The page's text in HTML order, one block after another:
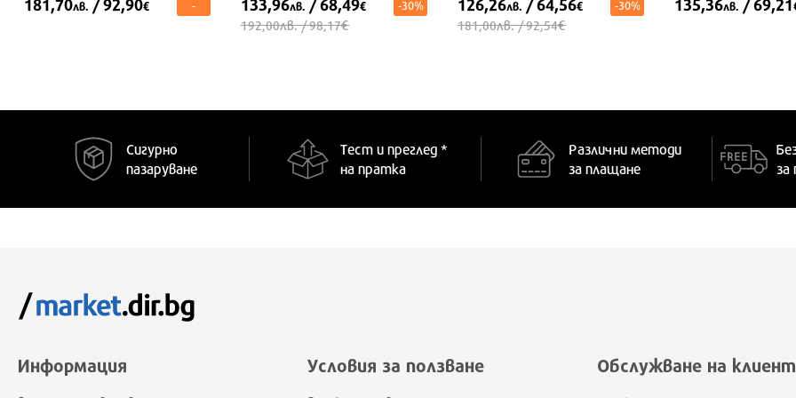
181,70лв. / 92,90€
-
133,96лв. / 68,49€
192,00лв./ 98,17€
-30% 126,26лв. / 64,56€
181,00лв./ 92,54€
-30% 135,36лв. / 69,21
Сигурно
пазаруване
Тест и преглед *
на пратка
Различни методи
за плащане
за
Информация Условия за ползване Обслужване на